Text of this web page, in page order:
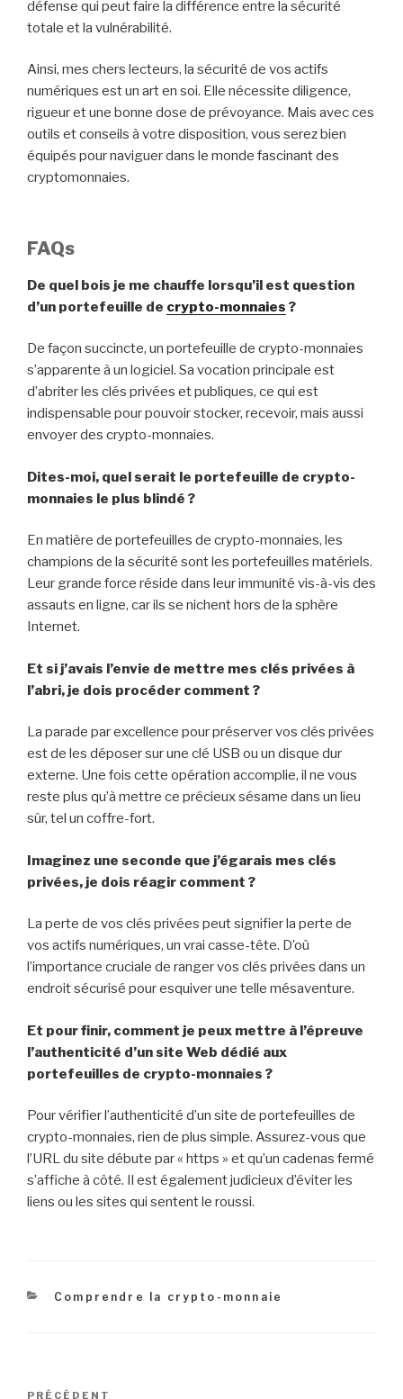
défense qui peut faire la différence entre la sécurité
totale et la vulnérabilité.
Ainsi, mes chers lecteurs, la sécurité de vos actifs
numériques est un art en soi. Elle nécessite diligence,
rigueur et une bonne dose de prévoyance. Mais avec ces
outils et conseils à votre disposition, vous serez bien
équipés pour naviguer dans le monde fascinant des
cryptomonnaies.
FAQs
De quel bois je me chauffe lorsqu’il est question
d’un portefeuille de crypto-monnaies ?
De façon succincte, un portefeuille de crypto-monnaies
s’apparente à un logiciel. Sa vocation principale est
d’abriter les clés privées et publiques, ce qui est
indispensable pour pouvoir stocker, recevoir, mais aussi
envoyer des crypto-monnaies.
Dites-moi, quel serait le portefeuille de crypto-
monnaies le plus blindé ?
En matière de portefeuilles de crypto-monnaies, les
champions de la sécurité sont les portefeuilles matériels.
Leur grande force réside dans leur immunité vis-à-vis des
assauts en ligne, car ils se nichent hors de la sphère
Internet.
Et si j’avais l’envie de mettre mes clés privées à
l’abri, je dois procéder comment ?
La parade par excellence pour préserver vos clés privées
est de les déposer sur une clé USB ou un disque dur
externe. Une fois cette opération accomplie, il ne vous
reste plus qu’à mettre ce précieux sésame dans un lieu
sûr, tel un coffre-fort.
Imaginez une seconde que j’égarais mes clés
privées, je dois réagir comment ?
La perte de vos clés privées peut signifier la perte de
vos actifs numériques, un vrai casse-tête. D’où
l’importance cruciale de ranger vos clés privées dans un
endroit sécurisé pour esquiver une telle mésaventure.
Et pour finir, comment je peux mettre à l’épreuve
l’authenticité d’un site Web dédié aux
portefeuilles de crypto-monnaies ?
Pour vérifier l’authenticité d’un site de portefeuilles de
crypto-monnaies, rien de plus simple. Assurez-vous que
l’URL du site débute par « https » et qu’un cadenas fermé
s’affiche à côté. Il est également judicieux d’éviter les
liens ou les sites qui sentent le roussi.
Catégories
Comprendre la crypto-monnaie
Navigation
PRÉCÉDENT